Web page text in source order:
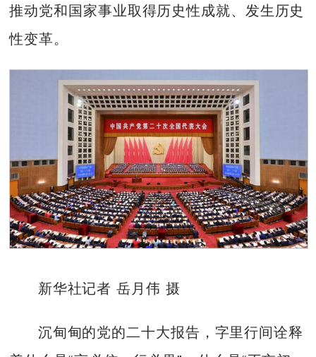
推动党和国家事业取得历史性成就、发生历史
性变革。
新华社记者 岳月伟 摄
沉甸甸的党的二十大报告，字里行间诠释